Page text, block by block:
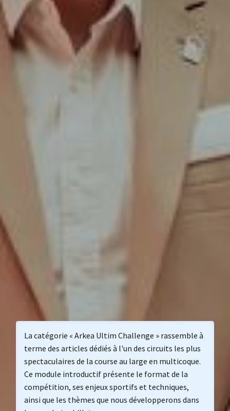
La catégorie « Arkea Ultim Challenge » rassemble à
terme des articles dédiés à l'un des circuits les plus
spectaculaires de la course au large en multicoque.
Ce module introductif présente le format de la
compétition, ses enjeux sportifs et techniques,
ainsi que les thèmes que nous développerons dans